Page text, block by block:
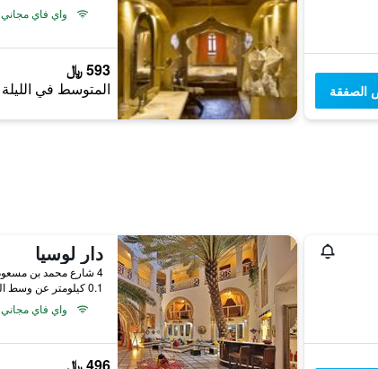
الصفقة
واي فاي مجاني
593 ﷼
المتوسط في الليلة
دار لوسيا
4 شارع محمد بن مسعود باب السبع, الصويرة, المغرب
0.1 كيلومتر عن وسط المدينة
واي فاي مجاني
496 ﷼